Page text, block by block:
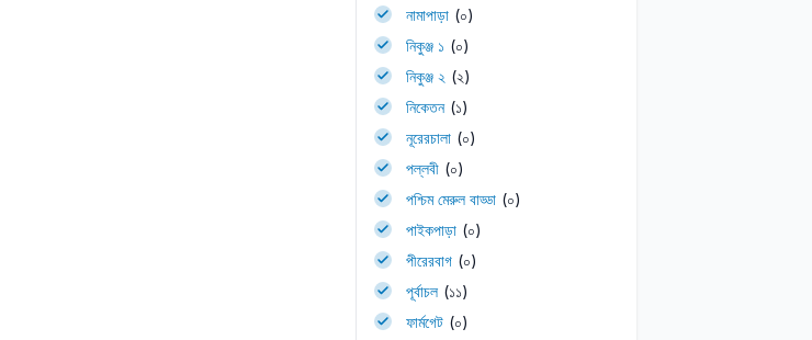
নামাপাড়া (০)
নিকুঞ্জ ১ (০)
নিকুঞ্জ ২ (২)
নিকেতন (১)
নূরেরচালা (০)
পল্লবী (০)
পশ্চিম মেরুল বাড্ডা (০)
পাইকপাড়া (০)
পীরেরবাগ (০)
পূর্বাচল (১১)
ফার্মগেট (০)